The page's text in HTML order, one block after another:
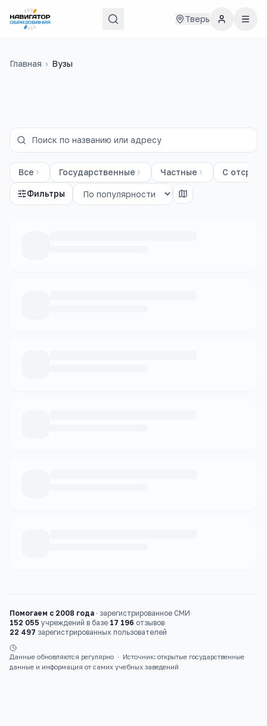
Тверь
Главная › Вузы
Все Государственные Частные С
Фильтры
Помогаем с 2008 года · зарегистрированное СМИ·
152 055 учреждений в базе·17 196 отзывов·
22 497 зарегистрированных пользователей
Данные обновляются регулярно ·
Источник: открытые государственные
данные и информация от самих учебных заведений